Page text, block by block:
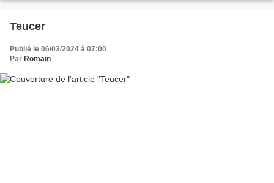
Teucer
Publié le 06/03/2024 à 07:00
Par Romain